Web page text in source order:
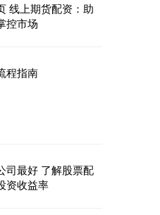
线上期货配资：助
控市场
程指南
司最好 了解股票配
资收益率